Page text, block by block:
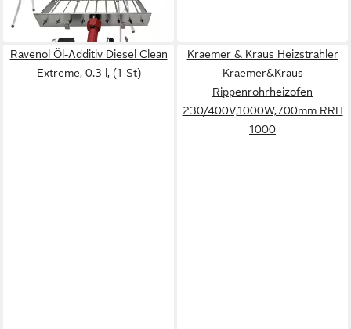
-9%
lieferbar - in 3-4 Werktagen bei dir
Ravenol Öl-Additiv Diesel Clean
Extreme, 0.3 l, (1-St)
Kraemer & Kraus Heizstrahler
Kraemer&Kraus
Rippenrohrheizofen
230/400V,1000W,700mm RRH
1000